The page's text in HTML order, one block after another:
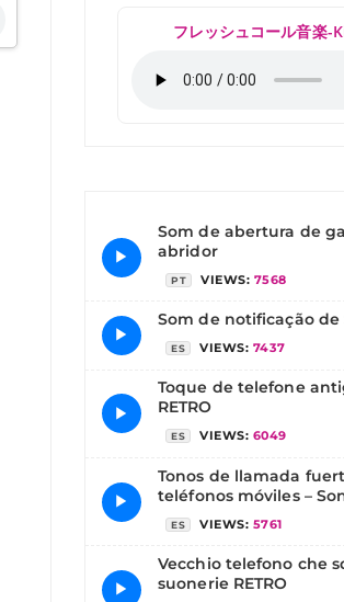
フレッシュコール音楽-
▶
Som de abertura de
abridor
PT VIEWS: 7568
▶
Som de notificação de
ES VIEWS: 7437
▶
Toque de telefone
RETRO
ES VIEWS: 6049
▶
Tonos de llamada
teléfonos móviles –
ES VIEWS: 5761
▶
Vecchio telefono che
suonerie RETRO